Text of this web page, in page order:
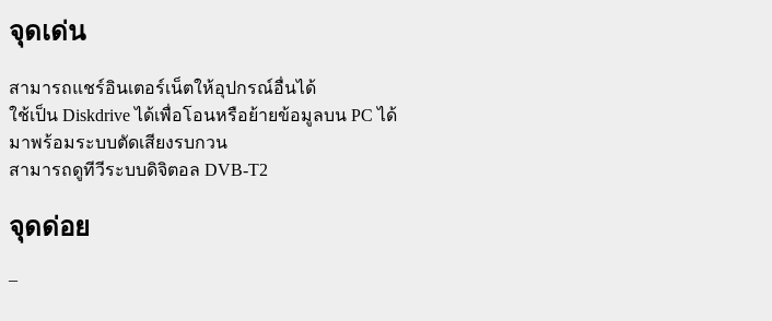
จุดเด่น
สามารถแชร์อินเตอร์เน็ตให้อุปกรณ์อื่นได้
ใช้เป็น Diskdrive ได้เพื่อโอนหรือย้ายข้อมูลบน PC ได้
มาพร้อมระบบตัดเสียงรบกวน
สามารถดูทีวีระบบดิจิตอล DVB-T2
จุดด่อย
–